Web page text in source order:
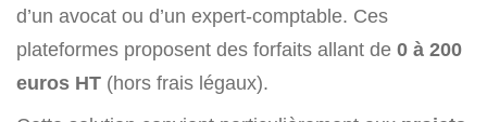
d’un avocat ou d’un expert-comptable. Ces
plateformes proposent des forfaits allant de 0 à 200
euros HT (hors frais légaux).